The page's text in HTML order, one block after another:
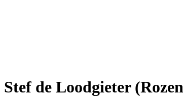
Stef de Loodgieter